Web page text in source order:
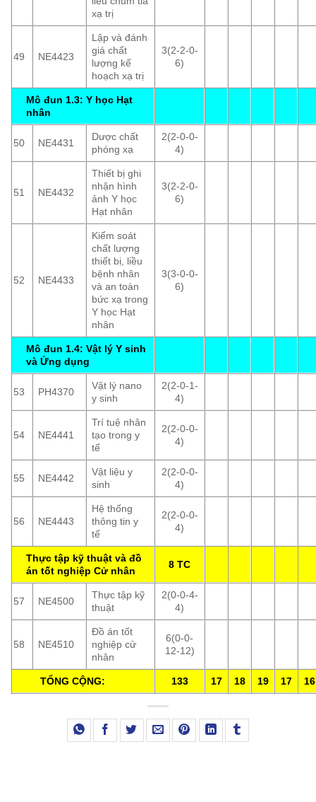
xạ trị
49 NE4423
Lập và đánh
giá chất
lượng kế
hoạch xạ trị
3(2-2-0-
6)
Mô đun 1.3: Y học Hạt
nhân
50 NE4431
Dược chất
phóng xạ
2(2-0-0-
4)
51 NE4432
Thiết bị ghi
nhận hình
ảnh Y học
Hạt nhân
3(2-2-0-
6)
52 NE4433
Kiểm soát
chất lượng
thiết bị, liều
bệnh nhân
và an toàn
bức xạ trong
Y học Hạt
nhân
3(3-0-0-
6)
Mô đun 1.4: Vật lý Y sinh
và Ứng dụng
53 PH4370
Vật lý nano
y sinh
2(2-0-1-
4)
54 NE4441
Trí tuệ nhân
tạo trong y
tế
2(2-0-0-
4)
55 NE4442
Vật liệu y
sinh
2(2-0-0-
4)
56 NE4443
Hệ thống
thông tin y
tế
2(2-0-0-
4)
Thực tập kỹ thuật và đồ
án tốt nghiệp Cử nhân
8 TC
57 NE4500
Thực tập kỹ
thuật
2(0-0-4-
4)
58 NE4510
Đồ án tốt
nghiệp cử
nhân
6(0-0-
12-12)
TỔNG CỘNG: 133 17 18 19 17 16